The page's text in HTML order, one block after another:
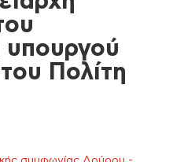
Πολίτη